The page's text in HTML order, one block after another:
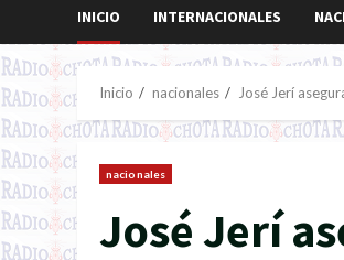
INICIO INTERNACIONALES
Inicio nacionales José Jerí
nacionales
José Jerí